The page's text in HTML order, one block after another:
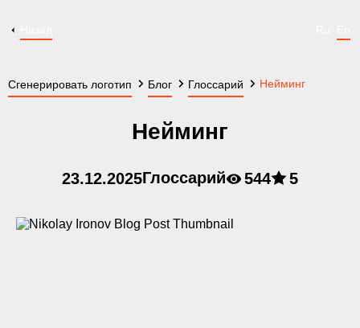
Сгенерировать логотип Блог Глоссарий Нейминг
Нейминг
23.12.2025Глоссарий 544 5